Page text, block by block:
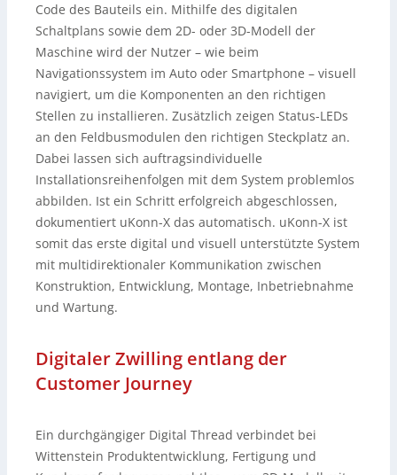
Code des Bauteils ein. Mithilfe des digitalen
Schaltplans sowie dem 2D- oder 3D-Modell der
Maschine wird der Nutzer – wie beim
Navigationssystem im Auto oder Smartphone – visuell
navigiert, um die Komponenten an den richtigen
Stellen zu installieren. Zusätzlich zeigen Status-LEDs
an den Feldbusmodulen den richtigen Steckplatz an.
Dabei lassen sich auftragsindividuelle
Installationsreihenfolgen mit dem System problemlos
abbilden. Ist ein Schritt erfolgreich abgeschlossen,
dokumentiert uKonn-X das automatisch. uKonn-X ist
somit das erste digital und visuell unterstützte System
mit multidirektionaler Kommunikation zwischen
Konstruktion, Entwicklung, Montage, Inbetriebnahme
und Wartung.
Digitaler Zwilling entlang der
Customer Journey
Ein durchgängiger Digital Thread verbindet bei
Wittenstein Produktentwicklung, Fertigung und